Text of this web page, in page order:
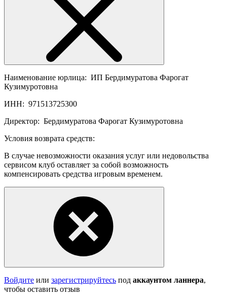
Наименование юрлица: ИП Бердимуратова Фарогат
Кузимуротовна
ИНН: 971513725300
Директор: Бердимуратова Фарогат Кузимуротовна
Условия возврата средств:
В случае невозможности оказания услуг или недовольства
сервисом клуб оставляет за собой возможность
компенсировать средства игровым временем.
Войдите или зарегистрируйтесь под аккаунтом ланнера,
чтобы оставить отзыв